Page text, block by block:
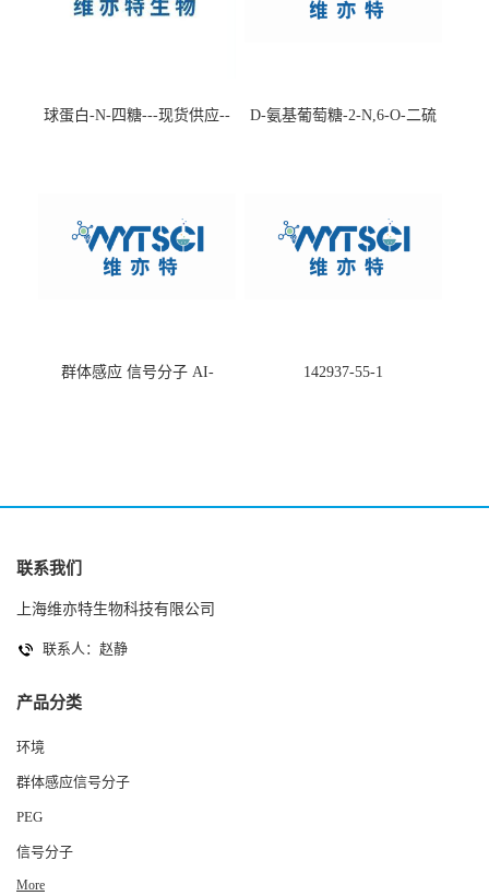
球蛋白-N-四糖---现货供应--
D-氨基葡萄糖-2-N,6-O-二硫
群体感应 信号分子 AI-
142937-55-1
联系我们
上海维亦特生物科技有限公司
联系人：赵静
产品分类
环境
群体感应信号分子
PEG
信号分子
More